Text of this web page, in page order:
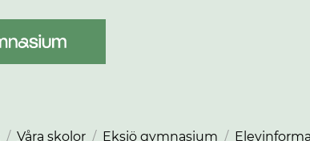
/ Våra skolor / Eksjö gymnasium /